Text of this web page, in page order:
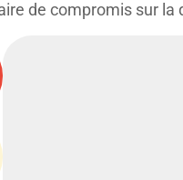
de compromis sur la